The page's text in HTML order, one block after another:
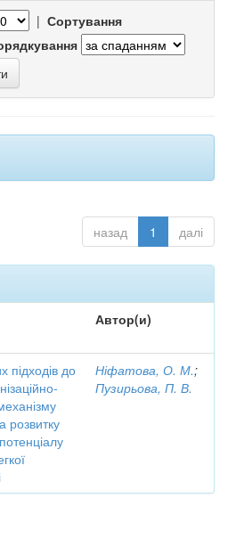
| Сортування
назад 1 далі
Автор(и)
підходів до
розвитку
Ніфатова, О. М.;
Пузирьова, П. В.